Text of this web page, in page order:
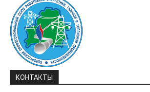
КОНТАКТЫ